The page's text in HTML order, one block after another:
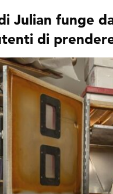
Julian funge
di